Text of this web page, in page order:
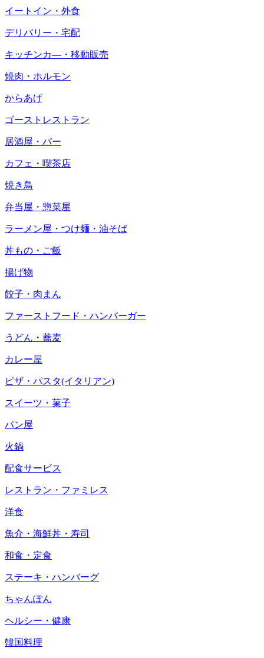
イートイン・外食
デリバリー・宅配
キッチンカ―・移動販売
焼肉・ホルモン
からあげ
ゴーストレストラン
居酒屋・バー
カフェ・喫茶店
焼き鳥
弁当屋・惣菜屋
ラーメン屋・つけ麺・油そば
丼もの・ご飯
揚げ物
餃子・肉まん
ファーストフード・ハンバーガー
うどん・蕎麦
カレー屋
ピザ・パスタ(イタリアン)
スイーツ・菓子
パン屋
火鍋
配食サービス
レストラン・ファミレス
洋食
魚介・海鮮丼・寿司
和食・定食
ステーキ・ハンバーグ
ちゃんぽん
ヘルシー・健康
韓国料理